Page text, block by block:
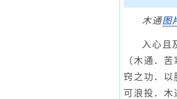
木通图
入心且
（木通．
窍之功．以
可浪投．